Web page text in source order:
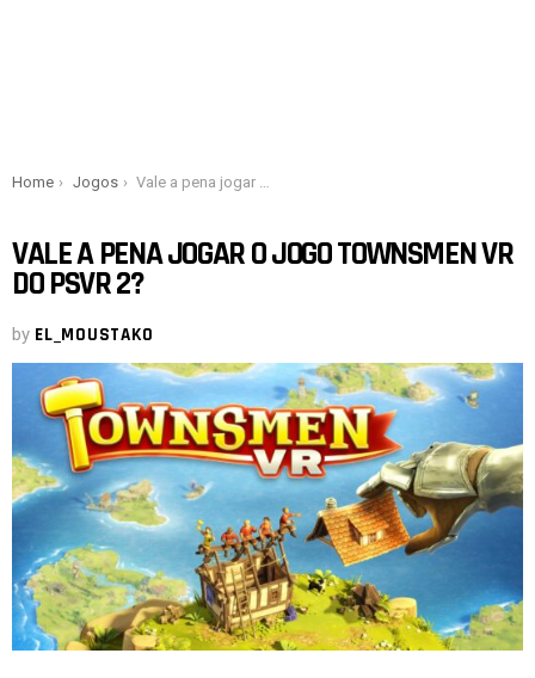
You are here:
Home Jogos Vale a pena jogar o jogo Townsmen VR do PSVR 2?
VALE A PENA JOGAR O JOGO TOWNSMEN VR
DO PSVR 2?
by EL_MOUSTAKO